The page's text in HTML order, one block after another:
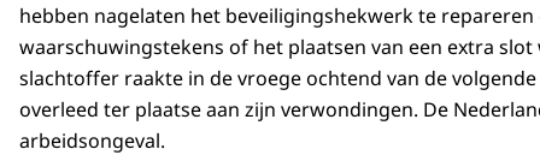
hebben nagelaten het beveiligingshekwerk te
waarschuwingstekens of het plaatsen van een extra
slachtoffer raakte in de vroege ochtend van de
overleed ter plaatse aan zijn verwondingen. De
arbeidsongeval.